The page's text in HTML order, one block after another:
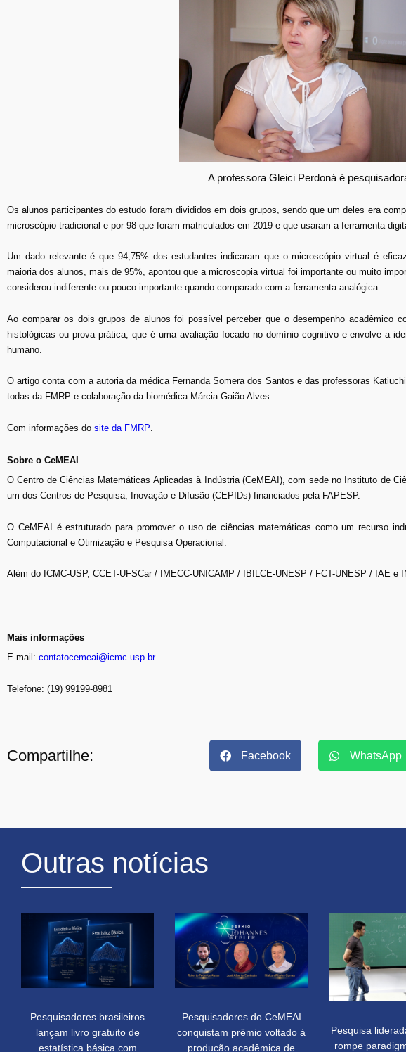
A professora Gleici Perdoná é
Os alunos participantes do estudo foram divididos em dois grupos, sendo que um deles era
microscópio tradicional e por 98 que foram matriculados em 2019 e que usaram a ferramenta
Um dado relevante é que 94,75% dos estudantes indicaram que o microscópio virtual é
maioria dos alunos, mais de 95%, apontou que a microscopia virtual foi importante ou muito
considerou indiferente ou pouco importante quando comparado com a ferramenta analógica.
Ao comparar os dois grupos de alunos foi possível perceber que o desempenho acadêmico
histológicas ou prova prática, que é uma avaliação focado no domínio cognitivo e envolve a
humano.
O artigo conta com a autoria da médica Fernanda Somera dos Santos e das professoras
todas da FMRP e colaboração da biomédica Márcia Gaião Alves.
Com informações do site da FMRP
Sobre o CeMEAI
O Centro de Ciências Matemáticas Aplicadas à Indústria (CeMEAI), com sede no Instituto de
um dos Centros de Pesquisa, Inovação e Difusão (CEPIDs) financiados pela FAPESP.
O CeMEAI é estruturado para promover o uso de ciências matemáticas como um recurso
Computacional e Otimização e Pesquisa Operacional.
Além do ICMC-USP, CCET-UFSCar / IMECC-UNICAMP / IBILCE-UNESP / FCT-UNESP / IAE
Mais informações
E-mail: contatocemeai@icmc.usp.br
Telefone: (19) 99199-8981
Compartilhe: Facebook WhatsApp
Outras notícias
Pesquisadores brasileiros
lançam livro gratuito de
estatística básica com
Pesquisadores do CeMEAI
conquistam prêmio voltado à
produção acadêmica de
Pesquisa
rompe